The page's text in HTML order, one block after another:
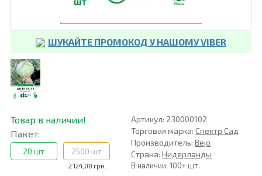
ШУКАЙТЕ ПРОМОКОД У НАШОМУ VIBER
Товар в наличии!
Пакет:
20 шт
2 124,00 грн.
2500 шт
Артикул: 230000102
Торговая марка: Спектр Сад
Производитель: Bejo
Страна: Нидерланды
В наличии: 100+ шт.